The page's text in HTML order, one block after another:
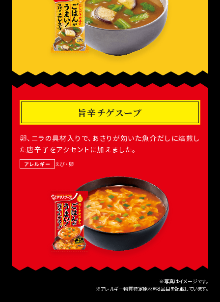
旨辛チゲスープ
卵、ニラの具材入りで、あさりが効いた魚介だしに焙煎し
た唐辛子をアクセントに加えました。
アレルギー えび・卵
※写真はイメージです。
※アレルギー物質特定原材料8品目を記載しています。